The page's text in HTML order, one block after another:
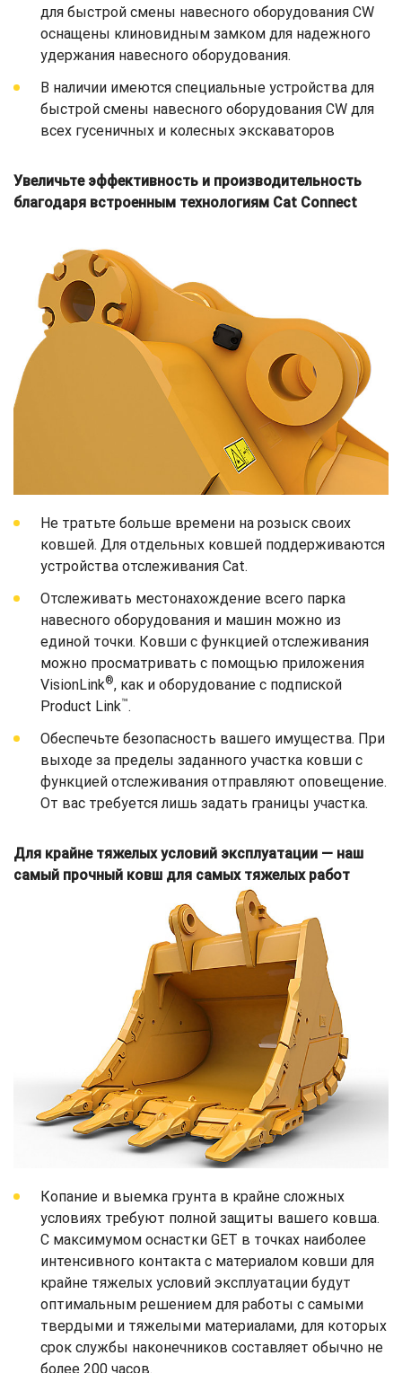
для быстрой смены навесного оборудования CW
оснащены клиновидным замком для надежного
удержания навесного оборудования.
В наличии имеются специальные устройства для
быстрой смены навесного оборудования CW для
всех гусеничных и колесных экскаваторов
Увеличьте эффективность и производительность
благодаря встроенным технологиям Cat Connect
Не тратьте больше времени на розыск своих
ковшей. Для отдельных ковшей поддерживаются
устройства отслеживания Cat.
Отслеживать местонахождение всего парка
навесного оборудования и машин можно из
единой точки. Ковши с функцией отслеживания
можно просматривать с помощью приложения
VisionLink®, как и оборудование с подпиской
Product Link™.
Обеспечьте безопасность вашего имущества. При
выходе за пределы заданного участка ковши с
функцией отслеживания отправляют оповещение.
От вас требуется лишь задать границы участка.
Для крайне тяжелых условий эксплуатации — наш
самый прочный ковш для самых тяжелых работ
Копание и выемка грунта в крайне сложных
условиях требуют полной защиты вашего ковша.
С максимумом оснастки GET в точках наиболее
интенсивного контакта с материалом ковши для
крайне тяжелых условий эксплуатации будут
оптимальным решением для работы с самыми
твердыми и тяжелыми материалами, для которых
срок службы наконечников составляет обычно не
более 200 часов.